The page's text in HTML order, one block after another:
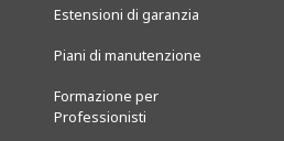
Estensioni di garanzia
Piani di manutenzione
Formazione per
Professionisti